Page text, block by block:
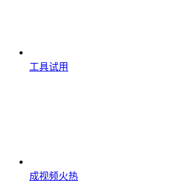
工具试用
成视频火热